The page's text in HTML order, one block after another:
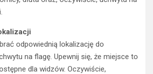
odpowiednią lokalizację do
na flagę. Upewnij się, że miejsce to
dla widzów. Oczywiście,